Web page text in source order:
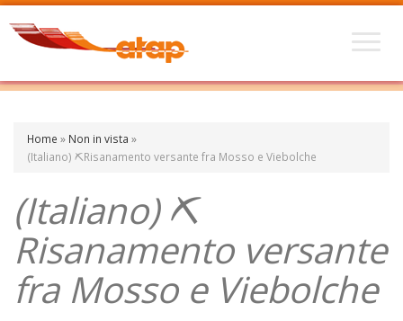
Home » Non in vista »
(Italiano) ⛏️Risanamento versante fra Mosso e Viebolche
(Italiano) ⛏️
Risanamento versante
fra Mosso e Viebolche